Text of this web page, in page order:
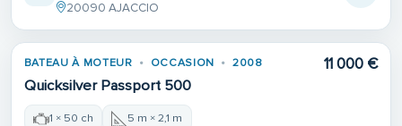
20090 AJACCIO
BATEAU À MOTEUR OCCASION 2008
Quicksilver Passport 500
11 000 €
1 × 50 ch 5 m × 2,1 m